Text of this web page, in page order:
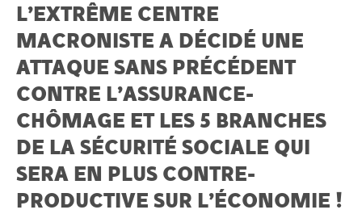
L’EXTRÊME CENTRE
MACRONISTE A DÉCIDÉ UNE
ATTAQUE SANS PRÉCÉDENT
CONTRE L’ASSURANCE-
CHÔMAGE ET LES 5 BRANCHES
DE LA SÉCURITÉ SOCIALE QUI
SERA EN PLUS CONTRE-
PRODUCTIVE SUR L’ÉCONOMIE !